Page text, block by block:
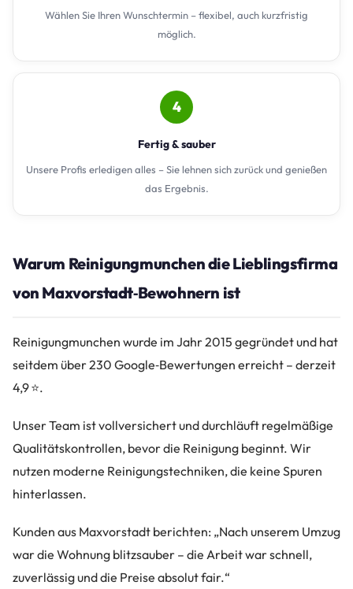
Wählen Sie Ihren Wunschtermin – flexibel, auch kurzfristig
möglich.
4
Fertig & sauber
Unsere Profis erledigen alles – Sie lehnen sich zurück und genießen
das Ergebnis.
Warum Reinigungmunchen die Lieblingsfirma
von Maxvorstadt‑Bewohnern ist
Reinigungmunchen wurde im Jahr 2015 gegründet und hat
seitdem über 230 Google‑Bewertungen erreicht – derzeit
4,9 ⭐.
Unser Team ist vollversichert und durchläuft regelmäßige
Qualitätskontrollen, bevor die Reinigung beginnt. Wir
nutzen moderne Reinigungstechniken, die keine Spuren
hinterlassen.
Kunden aus Maxvorstadt berichten: „Nach unserem Umzug
war die Wohnung blitzsauber – die Arbeit war schnell,
zuverlässig und die Preise absolut fair.“